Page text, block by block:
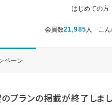
会員数21,985 人 こん
はじめての方
ペーン
プランの掲載が終了しまし